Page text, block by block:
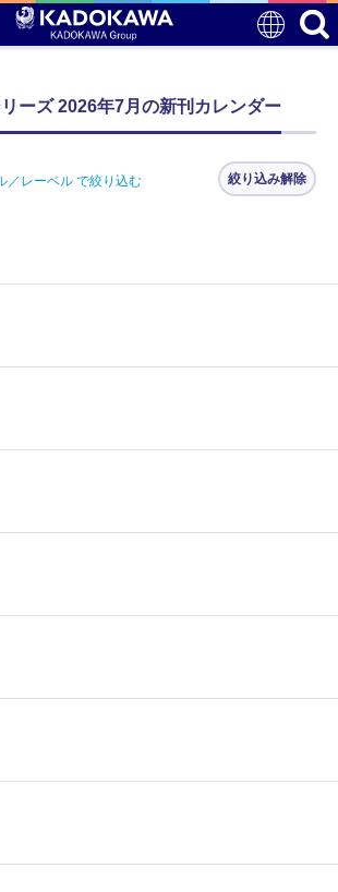
ーズ 2026年7月の新刊カレンダー
／レーベル で絞り込む 絞り込み解除